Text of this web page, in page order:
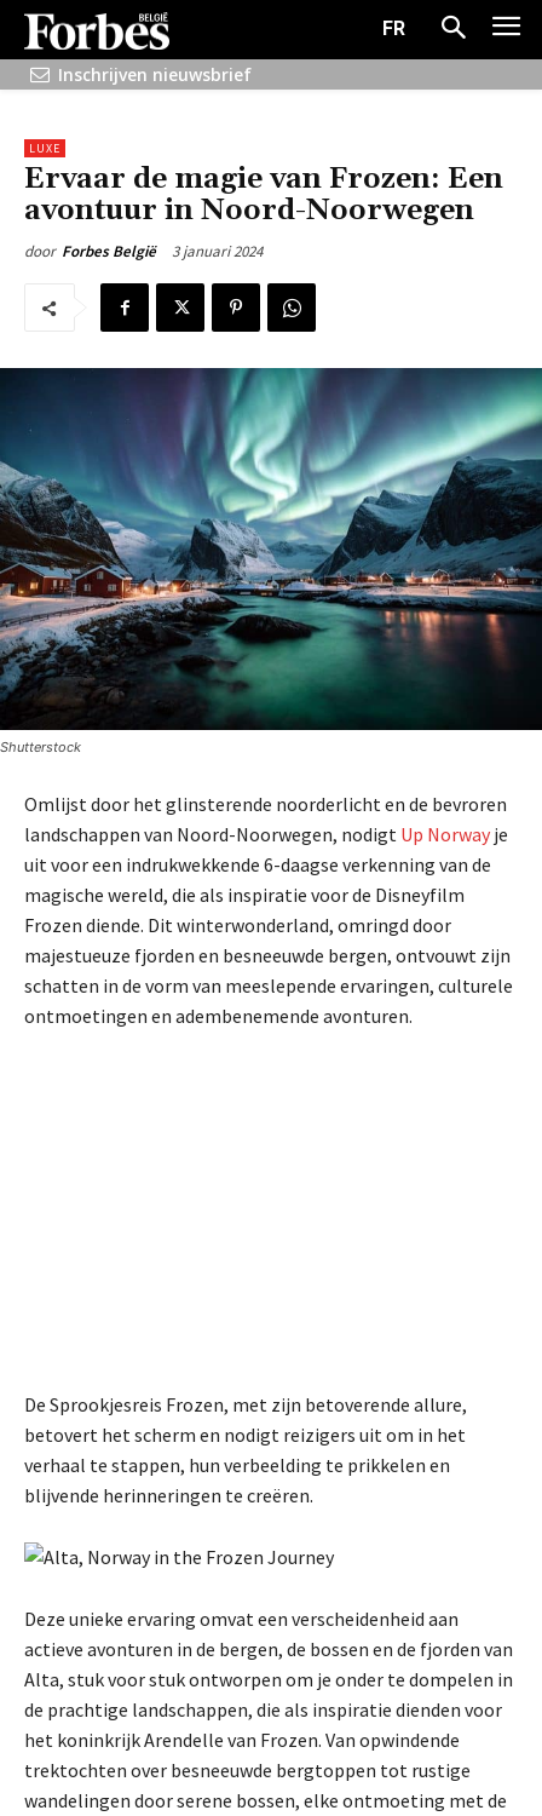
FR
Inschrijven nieuwsbrief
LUXE
Ervaar de magie van Frozen: Een
avontuur in Noord-Noorwegen
door Forbes België 3 januari 2024
Shutterstock
Omlijst door het glinsterende noorderlicht en de bevroren
landschappen van Noord-Noorwegen, nodigt Up Norway je
uit voor een indrukwekkende 6-daagse verkenning van de
magische wereld, die als inspiratie voor de Disneyfilm
Frozen diende. Dit winterwonderland, omringd door
majestueuze fjorden en besneeuwde bergen, ontvouwt zijn
schatten in de vorm van meeslepende ervaringen, culturele
ontmoetingen en adembenemende avonturen.
De Sprookjesreis Frozen, met zijn betoverende allure,
betovert het scherm en nodigt reizigers uit om in het
verhaal te stappen, hun verbeelding te prikkelen en
blijvende herinneringen te creëren.
Deze unieke ervaring omvat een verscheidenheid aan
actieve avonturen in de bergen, de bossen en de fjorden van
Alta, stuk voor stuk ontworpen om je onder te dompelen in
de prachtige landschappen, die als inspiratie dienden voor
het koninkrijk Arendelle van Frozen. Van opwindende
trektochten over besneeuwde bergtoppen tot rustige
wandelingen door serene bossen, elke ontmoeting met de